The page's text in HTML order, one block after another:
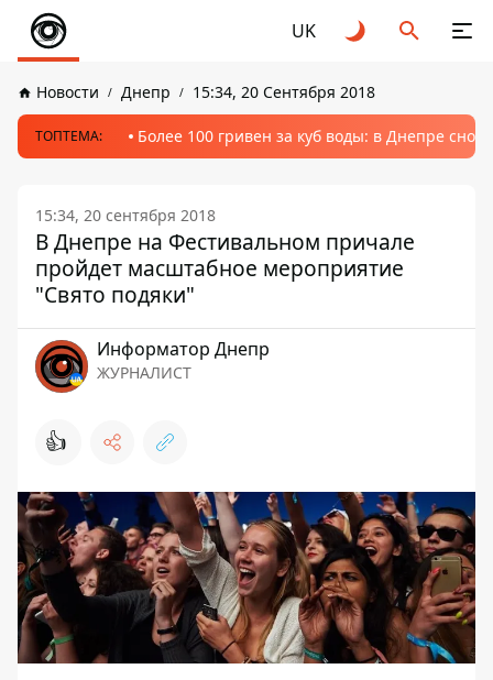
UK
Новости Днепр 15:34, 20 Сентября 2018
ТОПТЕМА: Более 100 гривен за куб воды: в Днепре
15:34, 20 сентября 2018
В Днепре на Фестивальном причале
пройдет масштабное мероприятие
"Свято подяки"
Информатор Днепр
ЖУРНАЛИСТ
👍